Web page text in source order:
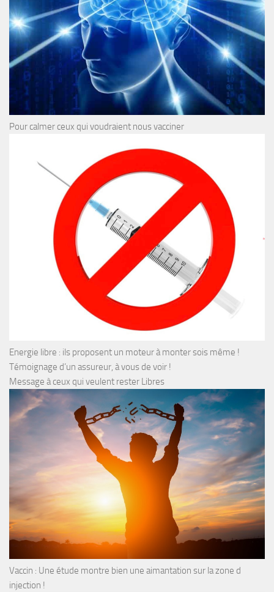
Pour calmer ceux qui voudraient nous vacciner
Energie libre : ils proposent un moteur à monter sois même !
Témoignage d’un assureur, à vous de voir !
Message à ceux qui veulent rester Libres
Vaccin : Une étude montre bien une aimantation sur la zone d
injection !